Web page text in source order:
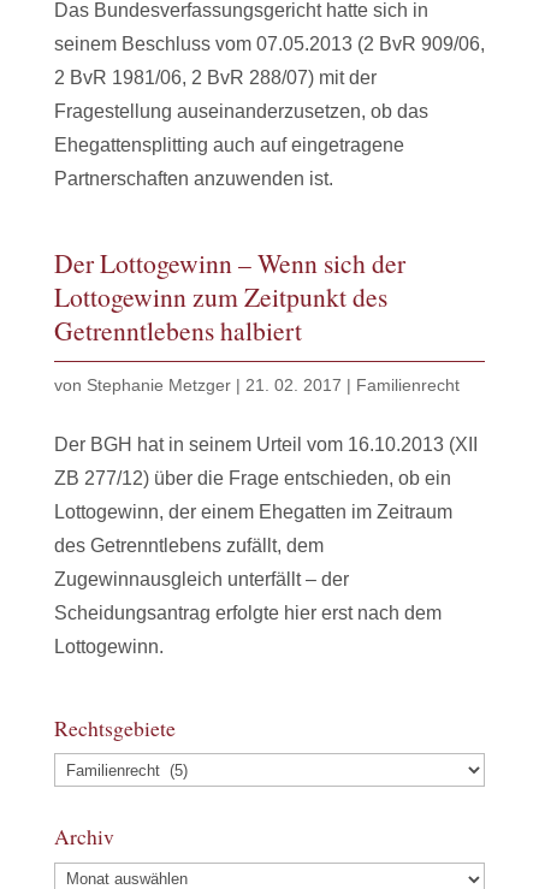
Das Bundesverfassungsgericht hatte sich in
seinem Beschluss vom 07.05.2013 (2 BvR 909/06,
2 BvR 1981/06, 2 BvR 288/07) mit der
Fragestellung auseinanderzusetzen, ob das
Ehegattensplitting auch auf eingetragene
Partnerschaften anzuwenden ist.
Der Lottogewinn – Wenn sich der
Lottogewinn zum Zeitpunkt des
Getrenntlebens halbiert
von Stephanie Metzger| 21. 02. 2017 | Familienrecht
Der BGH hat in seinem Urteil vom 16.10.2013 (XII
ZB 277/12) über die Frage entschieden, ob ein
Lottogewinn, der einem Ehegatten im Zeitraum
des Getrenntlebens zufällt, dem
Zugewinnausgleich unterfällt – der
Scheidungsantrag erfolgte hier erst nach dem
Lottogewinn.
Rechtsgebiete
Archiv